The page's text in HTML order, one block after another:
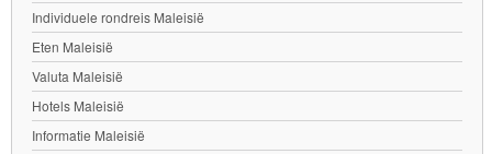
Individuele rondreis Maleisië
Eten Maleisië
Valuta Maleisië
Hotels Maleisië
Informatie Maleisië